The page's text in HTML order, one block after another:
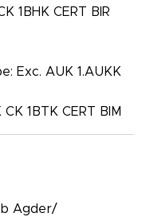
1BHK CERT BIR
Exc. AUK 1.AUKK
1BTK CERT BIM
Agder/